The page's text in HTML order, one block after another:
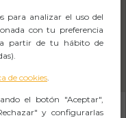
para analizar el uso del
con tu preferencia
partir de tu hábito de
de cookies.
el botón "Aceptar",
y configurarlas